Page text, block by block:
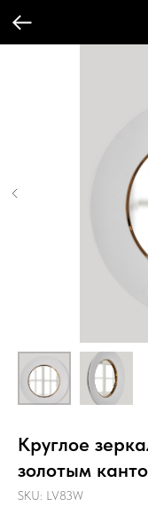
Круглое
золотым
SKU: LV83W